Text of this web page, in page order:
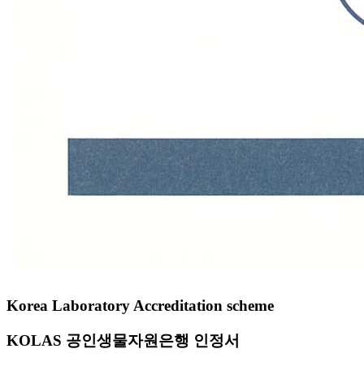
Korea Laboratory Accreditation scheme
KOLAS 공인생물자원은행 인정서